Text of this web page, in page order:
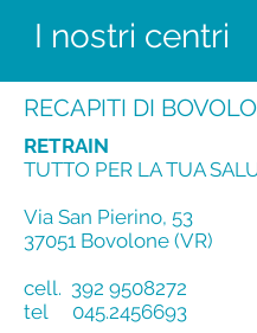
I nostri centri
RECAPITI DI
RETRAIN
TUTTO PER LA TUA
Via San Pierino, 53
37051 Bovolone (VR)
cell. 392 9508272
tel 045.2456693